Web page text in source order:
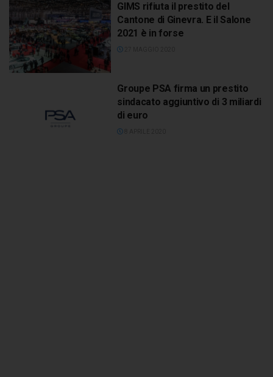
GIMS rifiuta il prestito del
Cantone di Ginevra. E il Salone
2021 è in forse
Groupe PSA firma un prestito
sindacato aggiuntivo di 3 miliardi
di euro